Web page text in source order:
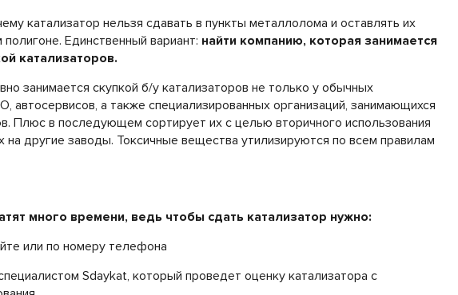
катализатор нельзя сдавать в пункты металлолома и оставлять их
Единственный вариант: найти компанию, которая занимается
катализаторов.
занимается скупкой б/у катализаторов не только у обычных
автосервисов, а также специализированных организаций, занимающихся
Плюс в последующем сортирует их с целью вторичного использования
на другие заводы. Токсичные вещества утилизируются по всем правилам
много времени, ведь чтобы сдать катализатор нужно:
или по номеру телефона
Sdaykat, который проведет оценку катализатора с